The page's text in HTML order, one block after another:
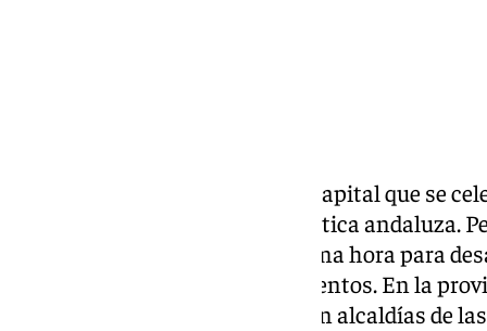
en Jaén capital que se
gran vuelco producido en la política andaluza.
levantamiento jienense de última hora para
sido un año de grandes movimientos. En la
contabilizado cuatro cambios en alcaldías de